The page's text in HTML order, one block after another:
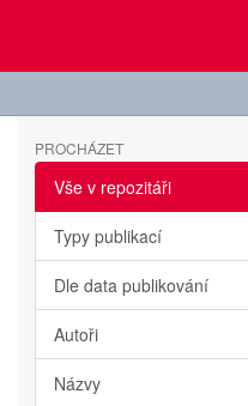
PROCHÁZET
Vše v repozitáři
Typy publikací
Dle data publikování
Autoři
Názvy